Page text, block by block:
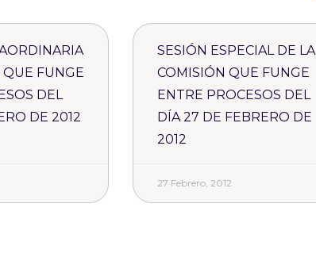
QUE FUNGE
DEL
DE 2012
SESIÓN ESPECIAL DE LA
COMISIÓN QUE FUNGE
ENTRE PROCESOS DEL
DÍA 27 DE FEBRERO DE
2012
27 Febrero, 2012